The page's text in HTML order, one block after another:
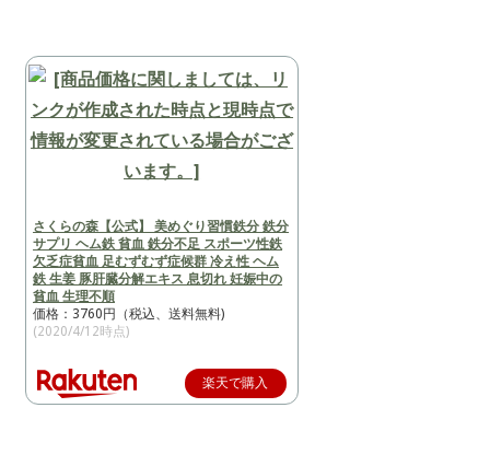
さくらの森【公式】 美めぐり習慣鉄分 鉄分
サプリ ヘム鉄 貧血 鉄分不足 スポーツ性鉄
欠乏症貧血 足むずむず症候群 冷え性 ヘム
鉄 生姜 豚肝臓分解エキス 息切れ 妊娠中の
貧血 生理不順
価格：3760円（税込、送料無料)
(2020/4/12時点)
楽天で購入